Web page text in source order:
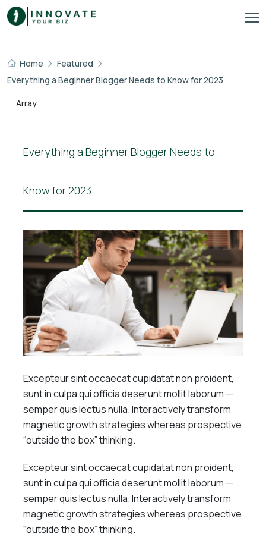
Home
Featured
Everything a Beginner Blogger Needs to Know for 2023
Array
Everything a Beginner Blogger Needs to
Know for 2023
Excepteur sint occaecat cupidatat non proident,
sunt in culpa qui officia deserunt mollit laborum —
semper quis lectus nulla. Interactively transform
magnetic growth strategies whereas prospective
“outside the box” thinking.
Excepteur sint occaecat cupidatat non proident,
sunt in culpa qui officia deserunt mollit laborum —
semper quis lectus nulla. Interactively transform
magnetic growth strategies whereas prospective
“outside the box” thinking.